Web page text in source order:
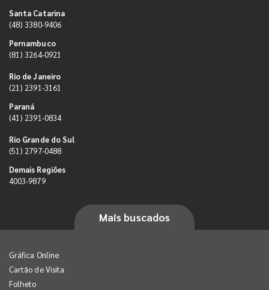
Santa Catarina
(48) 3380-9406
Pernambuco
(81) 3264-0921
Rio de Janeiro
(21) 2391-3161
Paraná
(41) 2391-0834
Rio Grande do Sul
(51) 2797-0488
Demais Regiões
4003-9879
Mais buscados
Gráfica Online
Cartão de Visita
Folheto